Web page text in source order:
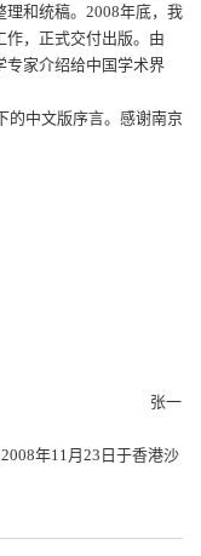
和统稿。 2008年底，我
作，正式交付出版。由
专家介绍给中国学术界
的中文版序言。感谢南京
一
年11 月23 日于香港沙